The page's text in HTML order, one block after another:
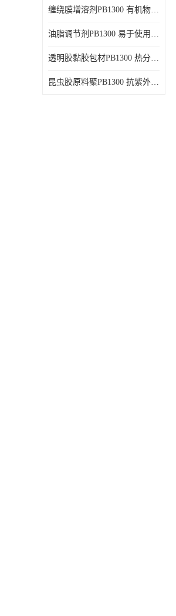
缠绕膜增溶剂PB1300 有机物质相容性好 易于使用和加工
油脂调节剂PB1300 易于使用和加工 化学稳定性好
透明胶黏胶包材PB1300 热分解后无残留物 良好的溶解性能
昆虫胶原料聚PB1300 抗紫外线性能好 应用范围广